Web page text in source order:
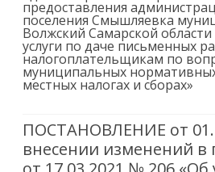
предоставления
поселения Смышляевка
Волжский Самарской
услуги по даче письменных
налогоплательщикам по
муниципальных
местных налогах и сборах»
ПОСТАНОВЛЕНИЕ от
внесении изменений в